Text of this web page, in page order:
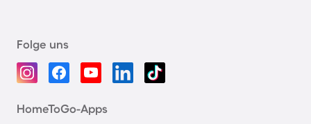
Folge uns
HomeToGo-Apps